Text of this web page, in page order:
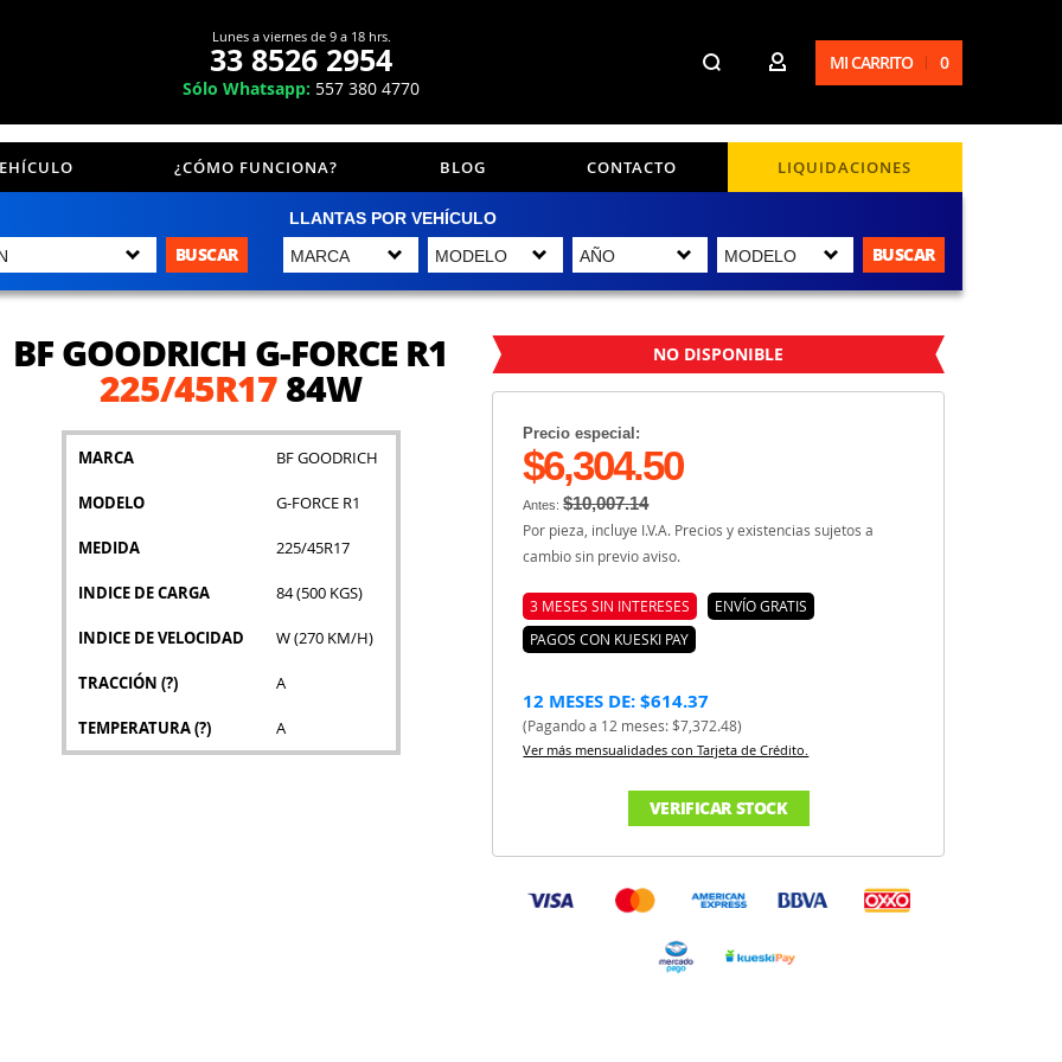
Lunes a viernes de 9 a 18 hrs.
33 8526 2954
Sólo Whatsapp: 557 380 4770
MI CARRITO 0
¿CÓMO FUNCIONA? BLOG CONTACTO LIQUIDACIONES
BUSCAR
LLANTAS POR VEHÍCULO
BUSCAR
BF GOODRICH G-FORCE R1
225/45R1784W
MARCA BF GOODRICH
MODELO G-FORCE R1
MEDIDA 225/45R17
INDICE DE CARGA 84 (500 KGS)
INDICE DE VELOCIDAD W (270 KM/H)
TRACCIÓN (?) A
TEMPERATURA(?) A
NO DISPONIBLE
Precio especial:
$6,304.50
Antes:$10,007.14
Por pieza, incluye I.V.A. Precios y existencias sujetos a
cambio sin previo aviso.
3 MESES SIN INTERESES
ENVÍO GRATIS
PAGOS CON KUESKI PAY
12 MESES DE: $614.37
(Pagando a 12 meses: $7,372.48)
Ver más mensualidades con Tarjeta de Crédito.
VERIFICAR STOCK